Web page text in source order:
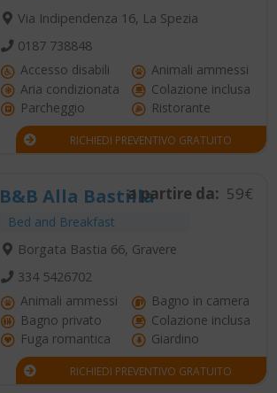
Via Indipendenza 16, La Spezia
0187 738848
Accesso disabili
Animali ammessi
Aria condizionata
Colazione inclusa
Parcheggio
Ristorante
RICHIEDI PREVENTIVO GRATUITO
B&B Alla Bastilla
Bed and Breakfast
a partire da: 59€
Borgata Bastia 66, Gravere
334 5426702
Animali ammessi
Bagno in camera
Bagno privato
Colazione inclusa
Fuga romantica
Giardino
RICHIEDI PREVENTIVO GRATUITO